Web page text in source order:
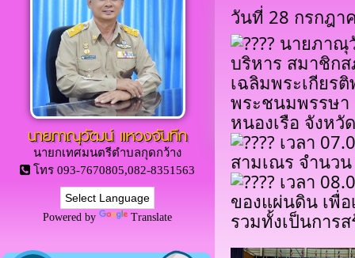
นายภาณุวัฒน์ เเหวงจันทึก
นายกเทศมนตรีตำบลกุดกว้าง
โทร 093-7670805,082-8351563
Powered by Translate
วันที่ 28 กรกฎา
นายภาณุ
บริหาร สมาชิก
เฉลิมพระเกียร
พระชนมพรรษา
หนองเรือ จังห
เวลา
สามเณร จำนว
เวลา
ของแผ่นดิน เพื่
รวมทั้งเป็นการ